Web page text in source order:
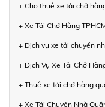
+ Cho thuê xe tải chở
+ Xe Tải Chở Hàng
+ Dịch vụ xe tải chuyển
+ Dịch Vụ Xe Tải Chở
+ Thuê xe tải chở hàng
+ Xe Tải Chuyển Nhà